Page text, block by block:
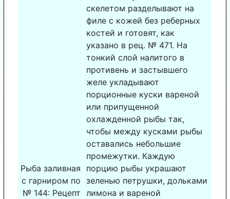
Рыба заливная
с гарниром по
№ 144: Рецепт
скелетом разделывают на
филе с кожей без реберных
костей и готовят, как
указано в рец. № 471. На
тонкий слой налитого в
противень и застывшего
желе укладывают
порционные куски вареной
или припущенной
охлажденной рыбы так,
чтобы между кусками рыбы
оставались небольшие
промежутки. Каждую
порцию рыбы украшают
зеленью петрушки, дольками
лимона и вареной